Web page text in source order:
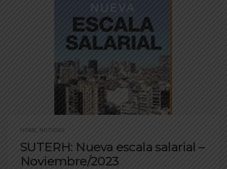
HOME NOTICIAS
SUTERH: Nueva escala salarial –
Noviembre/2023